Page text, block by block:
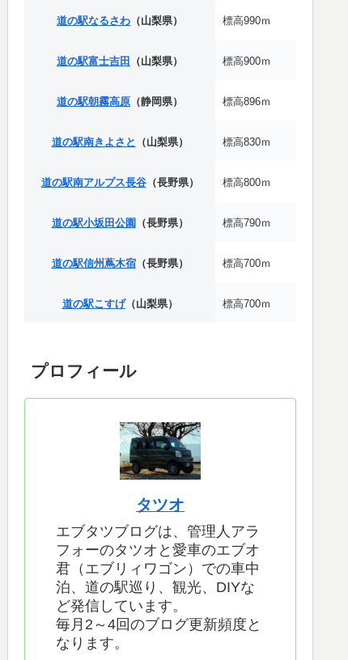
道の駅なるさわ （山梨県） 標高990ｍ
道の駅富士吉田 （山梨県） 標高900ｍ
道の駅朝霧高原 （静岡県） 標高896ｍ
道の駅南きよさと （山梨県） 標高830ｍ
道の駅南アルプス長谷（長野県） 標高800ｍ
道の駅小坂田公園 （長野県） 標高790ｍ
道の駅信州蔦木宿（長野県） 標高700ｍ
道の駅こすげ（山梨県） 標高700ｍ
プロフィール
タツオ
エブタツブログは、管理人アラ
フォーのタツオと愛車のエブオ
君（エブリィワゴン）での車中
泊、道の駅巡り、観光、DIYな
ど発信しています。
毎月2～4回のブログ更新頻度と
なります。